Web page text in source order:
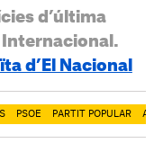
d’última
Internacional.
d’El Nacional
PSOE PARTIT POPULAR